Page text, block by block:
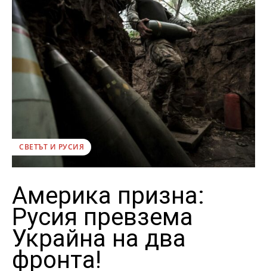
СВЕТЪТ И РУСИЯ
Америка призна:
Русия превзема
Украйна на два
фронта!